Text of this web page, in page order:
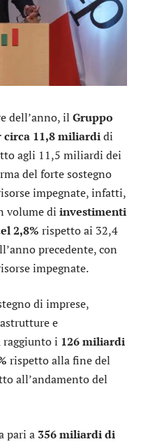
dell’anno, il Gruppo
circa 11,8 miliardidi
agli 11,5 miliardi dei
del forte sostegno
impegnate, infatti,
volume di investimenti
2,8% rispetto ai 32,4
precedente, con
impegnate.
di imprese,
e
raggiunto i 126 miliardi
rispetto alla fine del
all’andamento del
pari a 356 miliardi di